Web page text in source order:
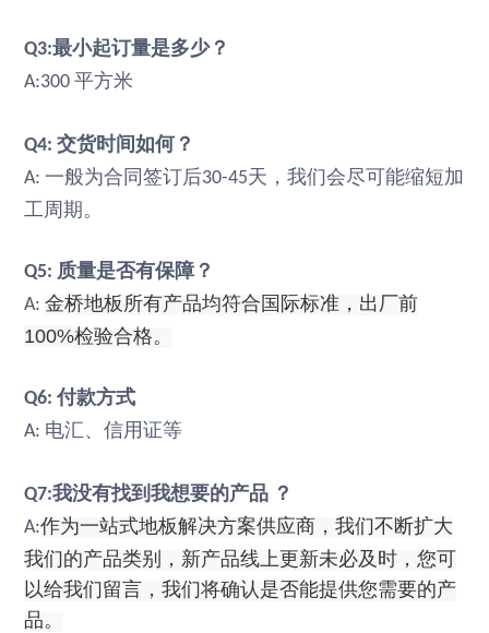
Q3:最小起订量是多少？
A:300平方米
Q4:交货时间如何？
A: 一般为合同签订后30-45天，我们会尽可能缩短加
工周期。
Q5:质量是否有保障？
A:金桥地板所有产品均符合国际标准，出厂前
100%检验合格。
Q6:付款方式
A: 电汇、信用证等
Q7:我没有找到我想要的产品 ？
A:作为一站式地板解决方案供应商，我们不断扩大
我们的产品类别，新产品线上更新未必及时，您可
以给我们留言，我们将确认是否能提供您需要的产
品。